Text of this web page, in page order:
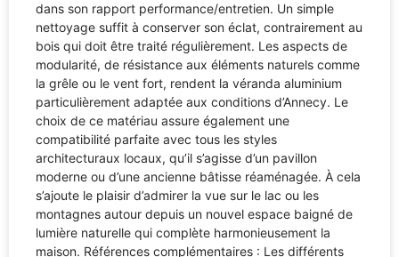
dans son rapport performance/entretien. Un simple
nettoyage suffit à conserver son éclat, contrairement au
bois qui doit être traité régulièrement. Les aspects de
modularité, de résistance aux éléments naturels comme
la grêle ou le vent fort, rendent la véranda aluminium
particulièrement adaptée aux conditions d’Annecy. Le
choix de ce matériau assure également une
compatibilité parfaite avec tous les styles
architecturaux locaux, qu’il s’agisse d’un pavillon
moderne ou d’une ancienne bâtisse réaménagée. À cela
s’ajoute le plaisir d’admirer la vue sur le lac ou les
montagnes autour depuis un nouvel espace baigné de
lumière naturelle qui complète harmonieusement la
maison. Références complémentaires : Les différents